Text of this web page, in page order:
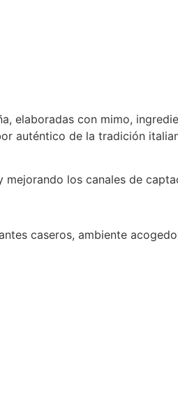
elaboradas con mimo,
auténtico de la tradición
los canales de
caseros, ambiente